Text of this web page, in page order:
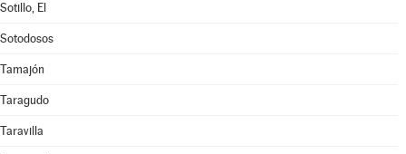
Sotillo, El
Sotodosos
Tamajón
Taragudo
Taravilla